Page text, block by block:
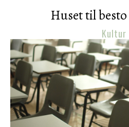
Huset til
Kultur